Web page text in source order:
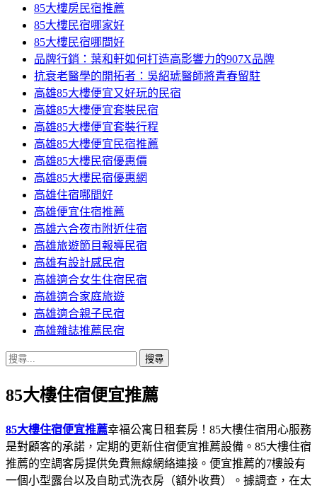
85大樓房民宿推薦
85大樓民宿哪家好
85大樓民宿哪間好
品牌行銷：葉和軒如何打造高影響力的907X品牌
抗衰老醫學的開拓者：吳紹琥醫師將青春留駐
高雄85大樓便宜又好玩的民宿
高雄85大樓便宜套裝民宿
高雄85大樓便宜套裝行程
高雄85大樓便宜民宿推薦
高雄85大樓民宿優惠價
高雄85大樓民宿優惠網
高雄住宿哪間好
高雄便宜住宿推薦
高雄六合夜市附近住宿
高雄旅遊節目報導民宿
高雄有設計感民宿
高雄適合女生住宿民宿
高雄適合家庭旅遊
高雄適合親子民宿
高雄雜誌推薦民宿
搜
關
字:
85大樓住宿便宜推薦
85大樓住宿便宜推薦幸福公寓日租套房！85大樓住宿用心服務
是對顧客的承諾，定期的更新住宿便宜推薦設備。85大樓住宿
推薦的空調客房提供免費無線網絡連接。便宜推薦的7樓設有
一個小型露台以及自助式洗衣房（額外收費）。據調查，在太